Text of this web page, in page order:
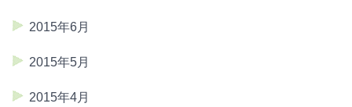
2015年6月
2015年5月
2015年4月